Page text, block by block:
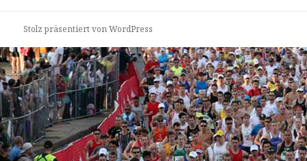
Stolz präsentiert von WordPress